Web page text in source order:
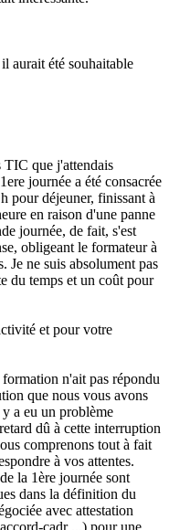
aurait été souhaitable
TIC que j'attendais
journée a été consacrée
pour déjeuner, finissant à
en raison d'une panne
journée, de fait, s'est
obligeant le formateur à
Je ne suis absolument pas
du temps et un coût pour
et pour votre
n'ait pas répondu
que nous vous avons
a eu un problème
dû à cette interruption
comprenons tout à fait
à vos attentes.
la 1ère journée sont
dans la définition du
avec attestation
cadr ...) pour une